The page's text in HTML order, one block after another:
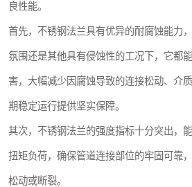
良性能。
首先，不锈钢法兰具有优异的耐腐蚀能力
氛围还是其他具有侵蚀性的工况下，它都
害，大幅减少因腐蚀导致的连接松动、介
期稳定运行提供坚实保障。
其次，不锈钢法兰的强度指标十分突出，
扭矩负荷，确保管道连接部位的牢固可靠
松动或断裂。